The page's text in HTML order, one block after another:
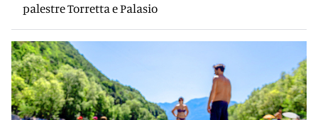
palestre Torretta e Palasio